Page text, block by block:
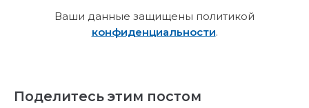
Ваши данные защищены политикой
конфиденциальности.
Поделитесь этим постом